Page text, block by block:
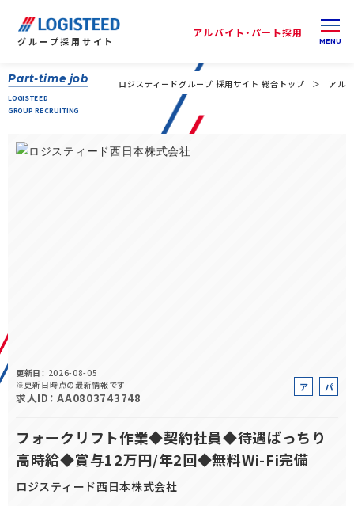
グループ採用サイト
アルバイト・パート採用
アルバイト・パート採用
Part-time job
LOGISTEED
GROUP RECRUITING
ロジスティードグループ 採用サイト 総合トップ アル
更新日
2026-08-05
※更新日時点の最新情報です
求人ID AA0803743748
ア
イ
ト
パ
フォークリフト作業◆契約社員◆待遇ばっちり
高時給◆賞与12万円/年2回◆無料Wi-Fi完備
ロジスティード西日本株式会社